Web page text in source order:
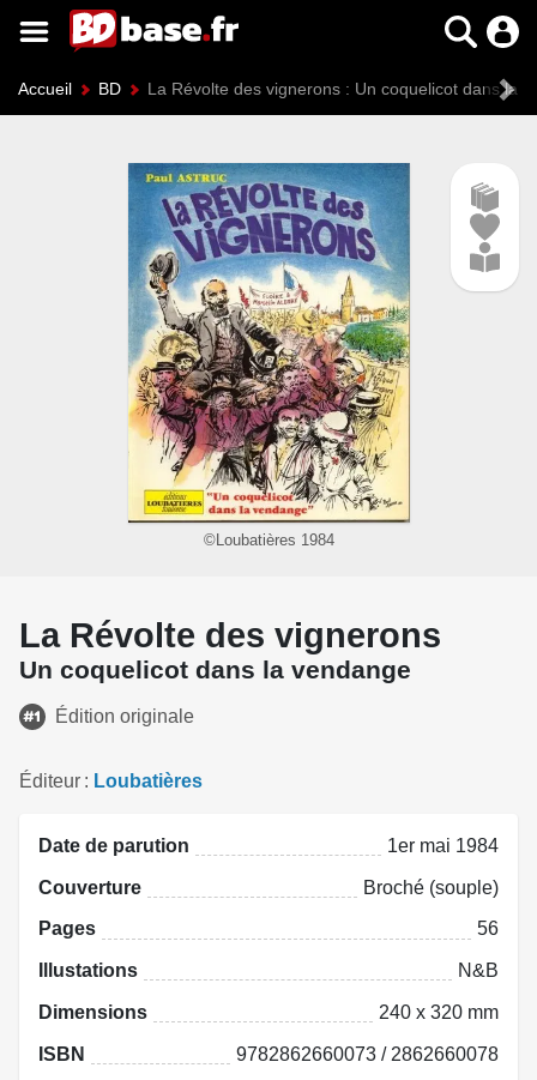
Accueil BD La Révolte des vignerons : Un coquelicot dans la
©Loubatières 1984
La Révolte des vignerons
Un coquelicot dans la vendange
Édition originale
Éditeur Loubatières
Date de parution 1er mai 1984
Couverture Broché (souple)
Pages 56
Illustations N&B
Dimensions 240 x 320 mm
ISBN 9782862660073 / 2862660078